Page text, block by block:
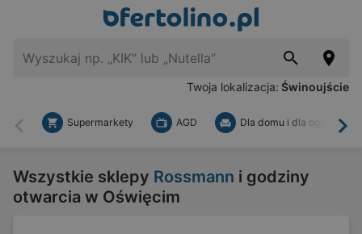
Twoja lokalizacja: Świnoujście
Wstecz
Supermarkety AGD Dla domu i dla ogrodu
Wszystkie sklepy Rossmann i godziny
otwarcia w Oświęcim